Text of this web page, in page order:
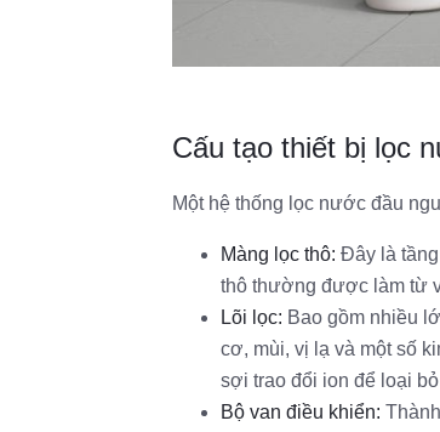
Cấu tạo thiết bị lọc
Một hệ thống lọc nước đầu
Màng lọc thô: Đây là
thô thường được làm từ
Lõi lọc: Bao gồm nhiều
cơ, mùi, vị lạ và một số
sợi trao đổi ion để loại
Bộ van điều khiển: